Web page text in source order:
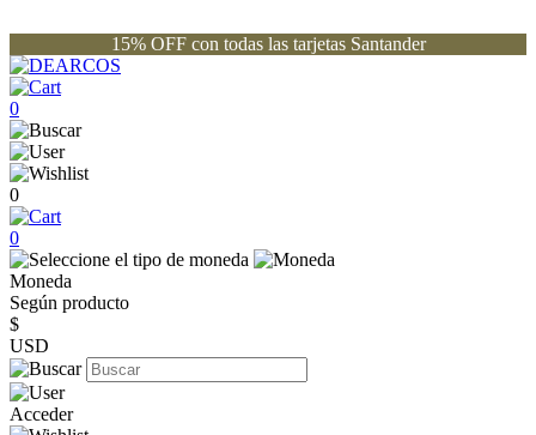
15% OFF con todas las tarjetas Santander
0
0
0
Moneda
Según producto
$
USD
Acceder